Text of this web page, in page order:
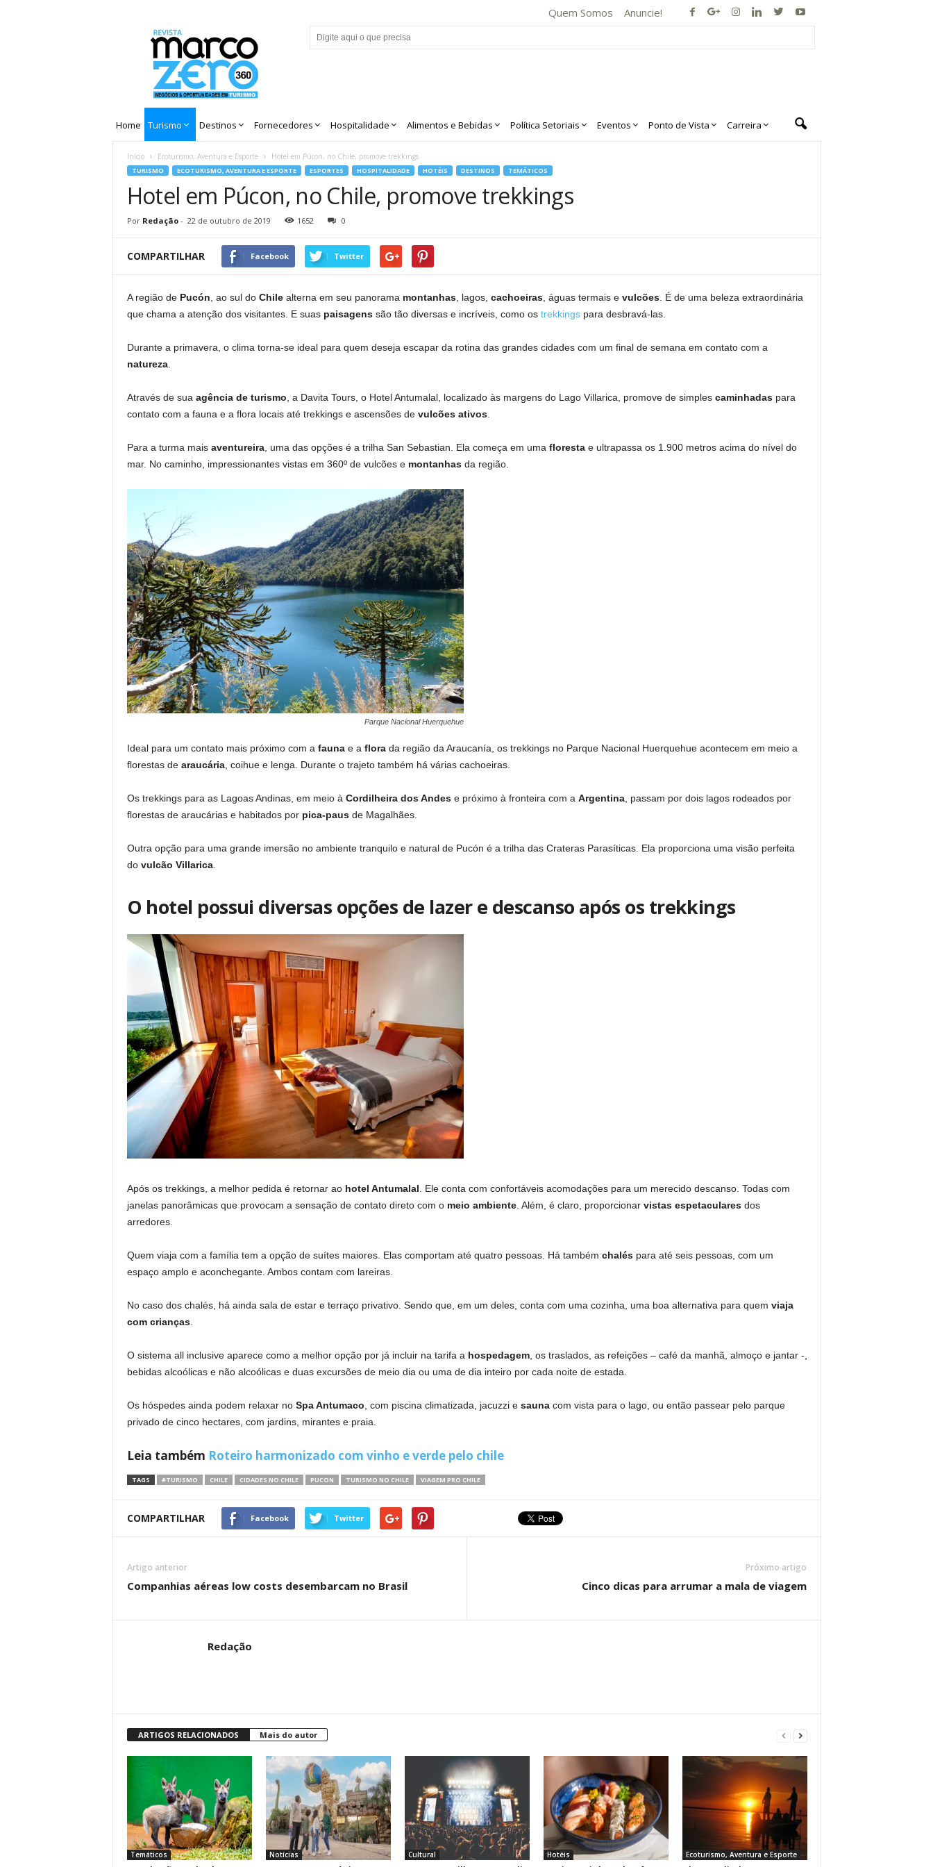
Quem Somos Anuncie!
Home Turismo Destinos Fornecedores Hospitalidade Alimentos e Bebidas Política Setoriais Eventos Ponto de Vista Carreira
Início Ecoturismo, Aventura e Esporte Hotel em Púcon, no Chile, promove trekkings
TURISMO ECOTURISMO, AVENTURA E ESPORTE ESPORTES HOSPITALIDADE HOTÉIS DESTINOS TEMÁTICOS
Hotel em Púcon, no Chile, promove trekkings
Por Redação- 22 de outubro de 2019 1652 0
COMPARTILHAR Facebook Twitter
A região de Pucón , ao sul do Chilealterna em seu panorama montanhas, lagos, cachoeiras, águas termais e vulcões. É de uma beleza extraordinária
que chama a atenção dos visitantes. E suas paisagenssão tão diversas e incríveis, como os trekkingspara desbravá-las.
Durante a primavera, o clima torna-se ideal para quem deseja escapar da rotina das grandes cidades com um final de semana em contato com a
natureza.
Através de sua agência de turismo , a Davita Tours, o Hotel Antumalal, localizado às margens do Lago Villarica, promove de simples caminhadaspara
contato com a fauna e a flora locais até trekkings e ascensões de vulcões ativos.
Para a turma mais aventureira, uma das opções é a trilha San Sebastian. Ela começa em uma florestae ultrapassa os 1.900 metros acima do nível do
mar. No caminho, impressionantes vistas em 360º de vulcões e montanhasda região.
Parque Nacional Huerquehue
Ideal para um contato mais próximo com a faunae a florada região da Araucanía, os trekkings no Parque Nacional Huerquehue acontecem em meio a
florestas de araucária, coihue e lenga. Durante o trajeto também há várias cachoeiras.
Os trekkings para as Lagoas Andinas, em meio à Cordilheira dos Andese próximo à fronteira com a Argentina, passam por dois lagos rodeados por
florestas de araucárias e habitados por pica-pausde Magalhães.
Outra opção para uma grande imersão no ambiente tranquilo e natural de Pucón é a trilha das Crateras Parasíticas. Ela proporciona uma visão perfeita
do vulcão Villarica.
O hotel possui diversas opções de lazer e descanso após os trekkings
Após os trekkings, a melhor pedida é retornar ao hotel Antumalal . Ele conta com confortáveis acomodações para um merecido descanso. Todas com
janelas panorâmicas que provocam a sensação de contato direto com o meio ambiente. Além, é claro, proporcionar vistas espetacularesdos
arredores.
Quem viaja com a família tem a opção de suítes maiores. Elas comportam até quatro pessoas. Há também chaléspara até seis pessoas, com um
espaço amplo e aconchegante. Ambos contam com lareiras.
No caso dos chalés, há ainda sala de estar e terraço privativo. Sendo que, em um deles, conta com uma cozinha, uma boa alternativa para quem viaja
com crianças.
O sistema all inclusive aparece como a melhor opção por já incluir na tarifa a hospedagem, os traslados, as refeições – café da manhã, almoço e jantar -,
bebidas alcoólicas e não alcoólicas e duas excursões de meio dia ou uma de dia inteiro por cada noite de estada.
Os hóspedes ainda podem relaxar no Spa Antumaco , com piscina climatizada, jacuzzi e saunacom vista para o lago, ou então passear pelo parque
privado de cinco hectares, com jardins, mirantes e praia.
Leia também Roteiro harmonizado com vinho e verde pelo chile
TAGS #TURISMO CHILE CIDADES NO CHILE PUCON TURISMO NO CHILE VIAGEM PRO CHILE
COMPARTILHAR Facebook Twitter
Artigo anterior
Companhias aéreas low costs desembarcam no Brasil
Próximo artigo
Cinco dicas para arrumar a mala de viagem
Redação
ARTIGOS RELACIONADOS Mais do autor
Temáticos Notícias Cultural Hotéis Ecoturismo, Aventura e Esporte